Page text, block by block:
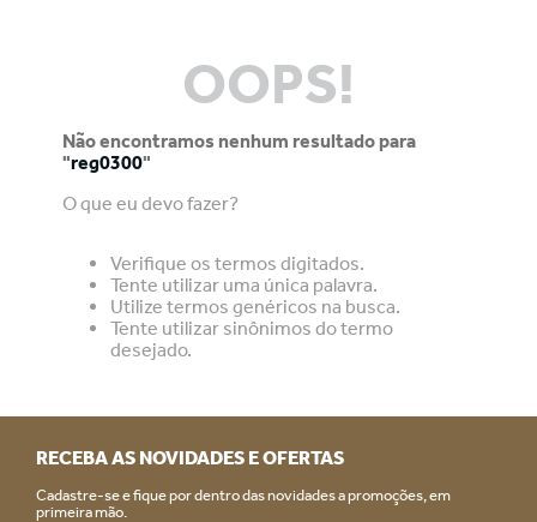
OOPS!
Não encontramos nenhum resultado para
"reg0300"
O que eu devo fazer?
Verifique os termos digitados.
Tente utilizar uma única palavra.
Utilize termos genéricos na busca.
Tente utilizar sinônimos do termo
desejado.
RECEBA AS NOVIDADES E OFERTAS
Cadastre-se e fique por dentro das novidades a promoções, em
primeira mão.